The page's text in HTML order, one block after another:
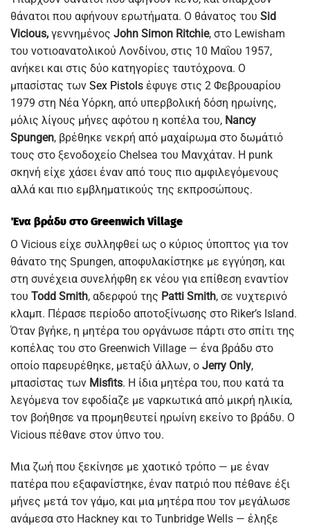
θάνατοι που αφήνουν ερωτήματα. Ο θάνατος του Sid
Vicious, γεννημένος John Simon Ritchie, στο Lewisham
του νοτιοανατολικού Λονδίνου, στις 10 Μαΐου 1957,
ανήκει και στις δύο κατηγορίες ταυτόχρονα. Ο
μπασίστας των Sex Pistols έφυγε στις 2 Φεβρουαρίου
1979 στη Νέα Υόρκη, από υπερβολική δόση ηρωίνης,
μόλις λίγους μήνες αφότου η κοπέλα του, Nancy
Spungen, βρέθηκε νεκρή από μαχαίρωμα στο δωμάτιό
τους στο ξενοδοχείο Chelsea του Μανχάταν. Η punk
σκηνή είχε χάσει έναν από τους πιο αμφιλεγόμενους
αλλά και πιο εμβληματικούς της εκπροσώπους.
Ένα βράδυ στο Greenwich Village
Ο Vicious είχε συλληφθεί ως ο κύριος ύποπτος για τον
θάνατο της Spungen, αποφυλακίστηκε με εγγύηση, και
στη συνέχεια συνελήφθη εκ νέου για επίθεση εναντίον
του Todd Smith, αδερφού της Patti Smith, σε νυχτερινό
κλαμπ. Πέρασε περίοδο αποτοξίνωσης στο Riker’s Island.
Όταν βγήκε, η μητέρα του οργάνωσε πάρτι στο σπίτι της
κοπέλας του στο Greenwich Village — ένα βράδυ στο
οποίο παρευρέθηκε, μεταξύ άλλων, ο Jerry Only,
μπασίστας των Misfits. Η ίδια μητέρα του, που κατά τα
λεγόμενα τον εφοδίαζε με ναρκωτικά από μικρή ηλικία,
τον βοήθησε να προμηθευτεί ηρωίνη εκείνο το βράδυ. Ο
Vicious πέθανε στον ύπνο του.
Μια ζωή που ξεκίνησε με χαοτικό τρόπο — με έναν
πατέρα που εξαφανίστηκε, έναν πατριό που πέθανε έξι
μήνες μετά τον γάμο, και μια μητέρα που τον μεγάλωσε
ανάμεσα στο Hackney και το Tunbridge Wells — έληξε